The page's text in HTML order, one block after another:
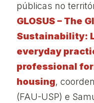
públicas no
GLOSUS – The
Sustainability:
everyday
professional
housing,
(FAU-USP) e